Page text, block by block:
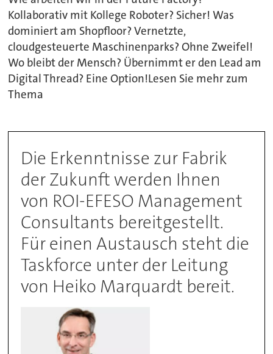
Kollaborativ mit Kollege Roboter? Sicher! Was
dominiert am Shopfloor? Vernetzte,
cloudgesteuerte Maschinenparks? Ohne Zweifel!
Wo bleibt der Mensch? Übernimmt er den Lead am
Digital Thread? Eine Option!Lesen Sie mehr zum
Thema
Die Erkenntnisse zur Fabrik
der Zukunft werden Ihnen
von ROI-EFESO Management
Consultants bereitgestellt.
Für einen Austausch steht die
Taskforce unter der Leitung
von Heiko Marquardt bereit.